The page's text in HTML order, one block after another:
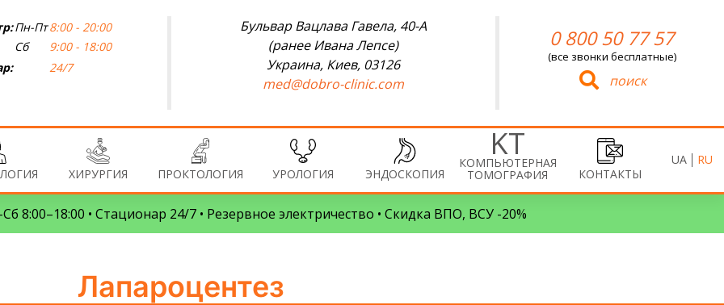
Пн-Пт
Сб
8:00 - 20:00
9:00 - 18:00
24/7
Бульвар Вацлава Гавела, 40-А
(ранее Ивана Лепсе)
Украина, Киев, 03126
med@dobro-clinic.com
0 800 50 77 57
(все звонки бесплатные)
поиск
ХИРУРГИЯ ПРОКТОЛОГИЯ УРОЛОГИЯ ЭНДОСКОПИЯ
КОМПЬЮТЕРНАЯ
ТОМОГРАФИЯ КОНТАКТЫ
UA RU
8:00–18:00 • Стационар 24/7 • Резервное электричество • Скидка ВПО, ВСУ -20%
Лапароцентез